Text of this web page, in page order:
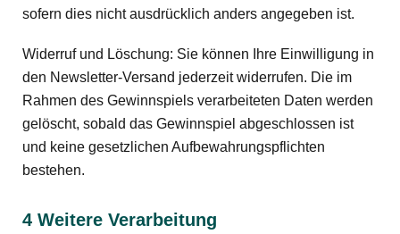
sofern dies nicht ausdrücklich anders angegeben ist.
Widerruf und Löschung: Sie können Ihre Einwilligung in
den Newsletter-Versand jederzeit widerrufen. Die im
Rahmen des Gewinnspiels verarbeiteten Daten werden
gelöscht, sobald das Gewinnspiel abgeschlossen ist
und keine gesetzlichen Aufbewahrungspflichten
bestehen.
4 Weitere Verarbeitung